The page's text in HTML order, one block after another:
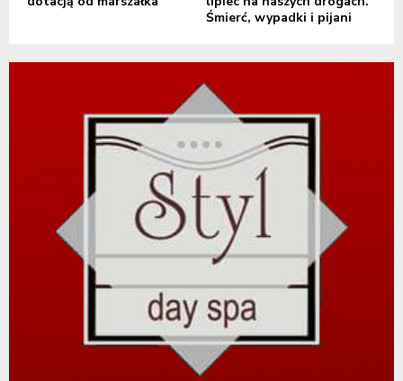
Śmierć, wypadki i pijani